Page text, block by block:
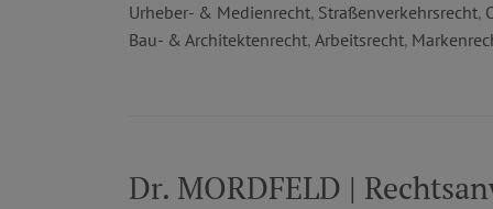
Urheber- & Medienrecht, Straßenverkehrsrecht,
Bau- & Architektenrecht, Arbeitsrecht,
Dr. MORDFELD |